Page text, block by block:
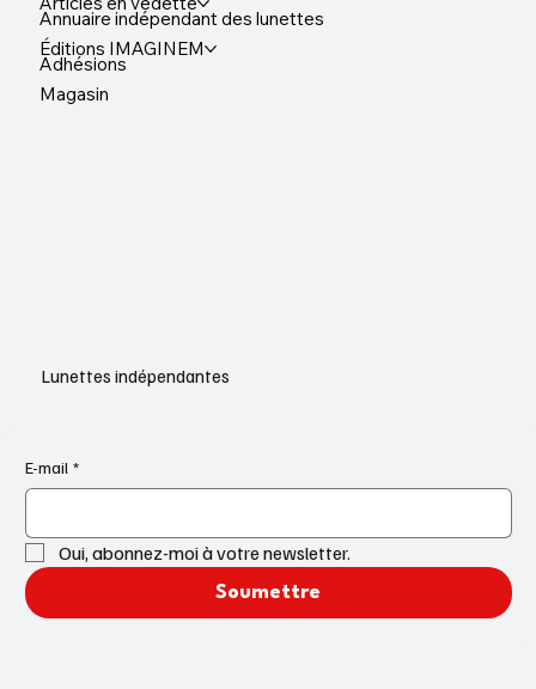
Lunettes indépendantes
Annuaire indépendant des lunettes
Éditions IMAGINEM
Adhésions
Magasin
E-mail *
Oui, abonnez-moi à votre newsletter.
Soumettre